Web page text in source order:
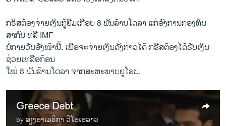
ກຣິສຕ້ອງຈ່າຍເງິນກູ້​ຢືມ​ເກືອບ 8 ພັນ​ລ້ານ​ໂດ​ລາ ​ແກ່ອົງການກອງ​ທຶນ​
ສາກົນ ຫລື IMF
ບໍ່​ກາຍ​ວັນ​ອັງ​ໜ້າ​ນີ້. ​ເພື່ອຈະຈ່າຍເງິນດັ່ງກ່າວໄດ້ ກຣີສຕ້ອງ​ໄດ້ຮັບເງິນ
ຊ່ວຍເຫລືອກ້ອນ
ໃໝ່ 8 ພັນ​ລ້ານໂດ​ລາ​ ​ຈາກສະຫະພາບຢູໂຣບ.
Greece Debt
by ສຽງອາເມຣິກາ ວີໂອເອລາວ